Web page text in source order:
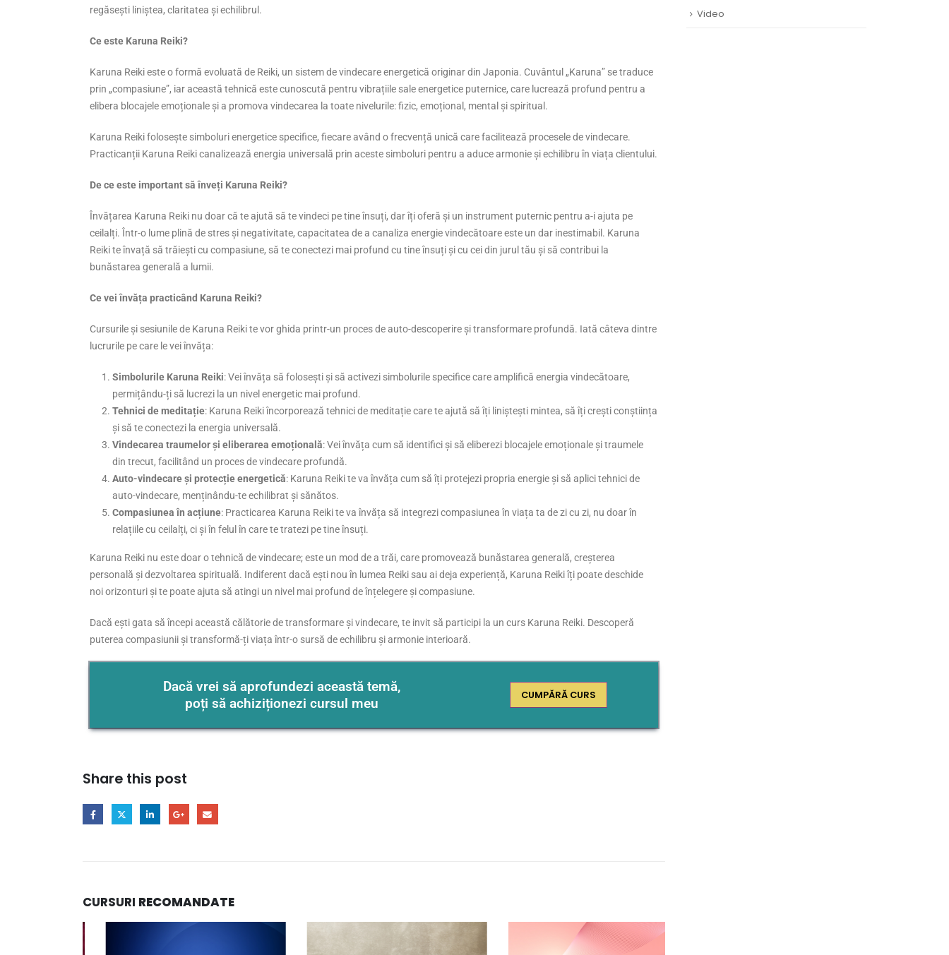
regăsești liniștea, claritatea și echilibrul.
Ce este Karuna Reiki?
Karuna Reiki este o formă evoluată de Reiki, un sistem de vindecare energetică originar din Japonia. Cuvântul „Karuna” se traduce
prin „compasiune”, iar această tehnică este cunoscută pentru vibrațiile sale energetice puternice, care lucrează profund pentru a
elibera blocajele emoționale și a promova vindecarea la toate nivelurile: fizic, emoțional, mental și spiritual.
Karuna Reiki folosește simboluri energetice specifice, fiecare având o frecvență unică care facilitează procesele de vindecare.
Practicanții Karuna Reiki canalizează energia universală prin aceste simboluri pentru a aduce armonie și echilibru în viața clientului.
De ce este important să înveți Karuna Reiki?
Învățarea Karuna Reiki nu doar că te ajută să te vindeci pe tine însuți, dar îți oferă și un instrument puternic pentru a-i ajuta pe
ceilalți. Într-o lume plină de stres și negativitate, capacitatea de a canaliza energie vindecătoare este un dar inestimabil. Karuna
Reiki te învață să trăiești cu compasiune, să te conectezi mai profund cu tine însuți și cu cei din jurul tău și să contribui la
bunăstarea generală a lumii.
Ce vei învăța practicând Karuna Reiki?
Cursurile și sesiunile de Karuna Reiki te vor ghida printr-un proces de auto-descoperire și transformare profundă. Iată câteva dintre
lucrurile pe care le vei învăța:
Simbolurile Karuna Reiki: Vei învăța să folosești și să activezi simbolurile specifice care amplifică energia vindecătoare,
permițându-ți să lucrezi la un nivel energetic mai profund.
Tehnici de meditație: Karuna Reiki încorporează tehnici de meditație care te ajută să îți liniștești mintea, să îți crești conștiința
și să te conectezi la energia universală.
Vindecarea traumelor și eliberarea emoțională: Vei învăța cum să identifici și să eliberezi blocajele emoționale și traumele
din trecut, facilitând un proces de vindecare profundă.
Auto-vindecare și protecție energetică: Karuna Reiki te va învăța cum să îți protejezi propria energie și să aplici tehnici de
auto-vindecare, menținându-te echilibrat și sănătos.
Compasiunea în acțiune: Practicarea Karuna Reiki te va învăța să integrezi compasiunea în viața ta de zi cu zi, nu doar în
relațiile cu ceilalți, ci și în felul în care te tratezi pe tine însuți.
Karuna Reiki nu este doar o tehnică de vindecare; este un mod de a trăi, care promovează bunăstarea generală, creșterea
personală și dezvoltarea spirituală. Indiferent dacă ești nou în lumea Reiki sau ai deja experiență, Karuna Reiki îți poate deschide
noi orizonturi și te poate ajuta să atingi un nivel mai profund de înțelegere și compasiune.
Dacă ești gata să începi această călătorie de transformare și vindecare, te invit să participi la un curs Karuna Reiki. Descoperă
puterea compasiunii și transformă-ți viața într-o sursă de echilibru și armonie interioară.
Dacă vrei să aprofundezi această temă,
poți să achiziționezi cursul meu
CUMPĂRĂ CURS
Share this post
CURSURI RECOMANDATE
Video